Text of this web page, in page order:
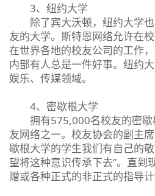
3、纽约大学
除了宾大沃顿，纽约大学也
友的大学。斯特恩网络允许在
在世界各地的校友公司的工作
内部有人总是一件好事。纽约
娱乐、传媒领域。
4、密歇根大学
拥有575,000名校友的密歇
友网络之一。校友协会的副主
歇根大学的学生我们有自己的
望将这种意识传承下去”。直到
赠或各种正式的非正式的指导计